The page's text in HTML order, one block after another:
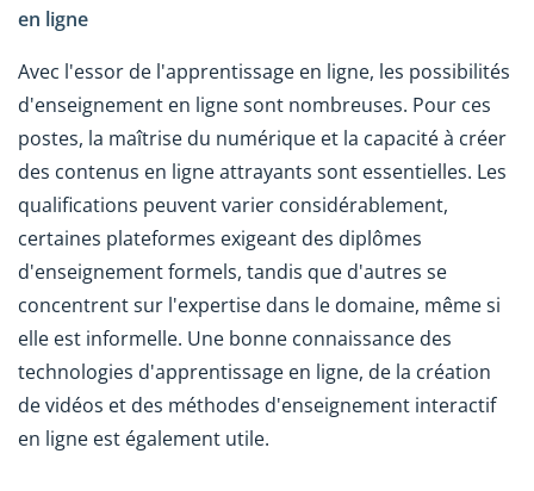
en ligne
Avec l'essor de l'apprentissage en ligne, les possibilités
d'enseignement en ligne sont nombreuses. Pour ces
postes, la maîtrise du numérique et la capacité à créer
des contenus en ligne attrayants sont essentielles. Les
qualifications peuvent varier considérablement,
certaines plateformes exigeant des diplômes
d'enseignement formels, tandis que d'autres se
concentrent sur l'expertise dans le domaine, même si
elle est informelle. Une bonne connaissance des
technologies d'apprentissage en ligne, de la création
de vidéos et des méthodes d'enseignement interactif
en ligne est également utile.